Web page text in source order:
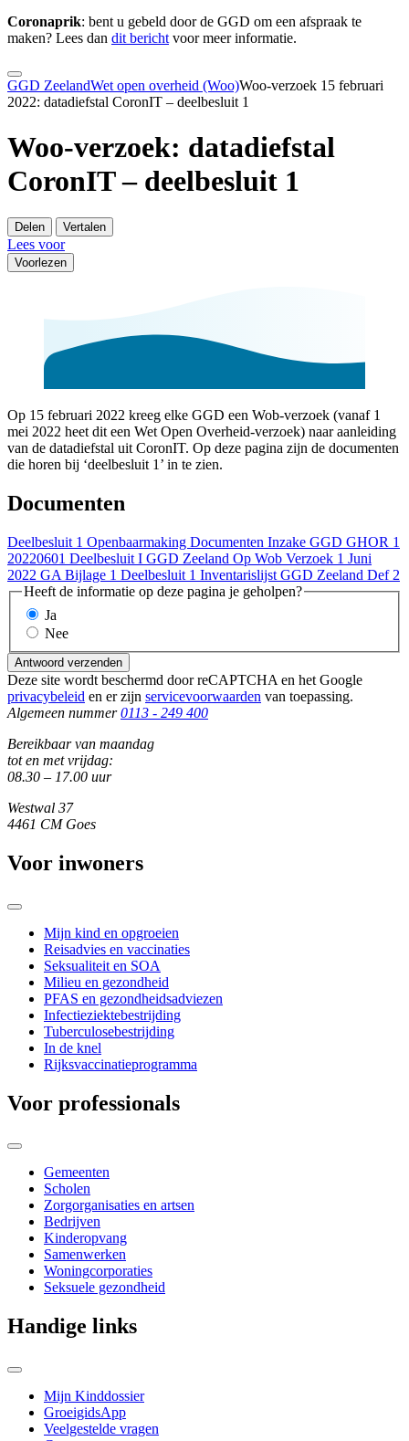
Coronaprik: bent u gebeld door de GGD om een afspraak te
maken? Lees dan dit berichtvoor meer informatie.
GGD ZeelandWet open overheid (Woo)Woo-verzoek 15 februari
2022: datadiefstal CoronIT – deelbesluit 1
Woo-verzoek: datadiefstal
CoronIT – deelbesluit 1
Delen Vertalen
Lees voor
Voorlezen
Op 15 februari 2022 kreeg elke GGD een Wob-verzoek (vanaf 1
mei 2022 heet dit een Wet Open Overheid-verzoek) naar aanleiding
van de datadiefstal uit CoronIT. Op deze pagina zijn de documenten
die horen bij ‘deelbesluit 1’ in te zien.
Documenten
Deelbesluit 1 Openbaarmaking Documenten Inzake GGD GHOR 1
20220601 Deelbesluit I GGD Zeeland Op Wob Verzoek 1 Juni
2022 GA Bijlage 1 Deelbesluit 1 Inventarislijst GGD Zeeland Def 2
Heeft de informatie op deze pagina je geholpen?
Ja
Nee
Antwoord verzenden
Deze site wordt beschermd door reCAPTCHA en het Google
privacybeleid en er zijn servicevoorwaarden van toepassing.
Algemeen nummer 0113 - 249 400
Bereikbaar van maandag
tot en met vrijdag:
08.30 – 17.00 uur
Westwal 37
4461 CM Goes
Voor inwoners
Mijn kind en opgroeien
Reisadvies en vaccinaties
Seksualiteit en SOA
Milieu en gezondheid
PFAS en gezondheidsadviezen
Infectieziektebestrijding
Tuberculosebestrijding
In de knel
Rijksvaccinatieprogramma
Voor professionals
Gemeenten
Scholen
Zorgorganisaties en artsen
Bedrijven
Kinderopvang
Samenwerken
Woningcorporaties
Seksuele gezondheid
Handige links
Mijn Kinddossier
GroeigidsApp
Veelgestelde vragen